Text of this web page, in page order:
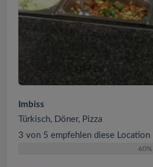
Imbiss
Türkisch, Döner, Pizza
3 von 5 empfehlen diese Location
60%